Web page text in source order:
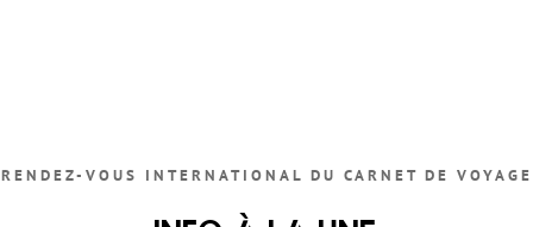
RENDEZ-VOUS INTERNATIONAL DU CARNET DE VOYAGE